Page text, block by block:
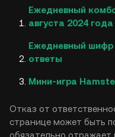
Ежедневный
августа 2024 года
Ежедневный шифр
ответы
Мини-игра
Отказ от
странице может быть
обязательно отражает